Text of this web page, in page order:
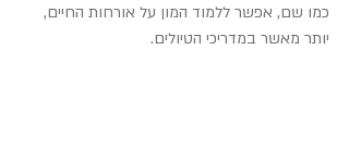
כמו שם, אפשר ללמוד המון על אורחות החיים,
יותר מאשר במדריכי הטיולים.